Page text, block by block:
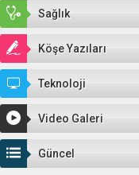
adaptasyon süreci geçiriyor.
antrenman öncesinde basın...
Sağlık
Köşe Yazıları
Teknoloji
Video Galeri
Güncel